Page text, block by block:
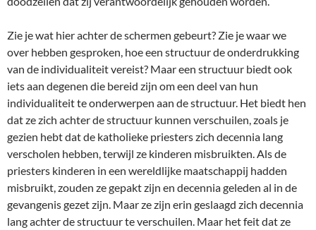
Zie je wat hier achter de schermen gebeurt? Zie je waar we
over hebben gesproken, hoe een structuur de onderdrukking
van de individualiteit vereist? Maar een structuur biedt ook
iets aan degenen die bereid zijn om een deel van hun
individualiteit te onderwerpen aan de structuur. Het biedt hen
dat ze zich achter de structuur kunnen verschuilen, zoals je
gezien hebt dat de katholieke priesters zich decennia lang
verscholen hebben, terwijl ze kinderen misbruikten. Als de
priesters kinderen in een wereldlijke maatschappij hadden
misbruikt, zouden ze gepakt zijn en decennia geleden al in de
gevangenis gezet zijn. Maar ze zijn erin geslaagd zich decennia
lang achter de structuur te verschuilen. Maar het feit dat ze